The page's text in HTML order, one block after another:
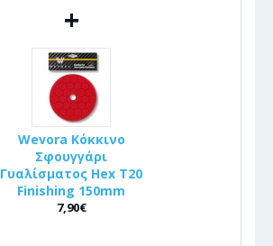
+
Wevora Κόκκινο
Σφουγγάρι
Γυαλίσματος Hex T20
Finishing 150mm
7,90€